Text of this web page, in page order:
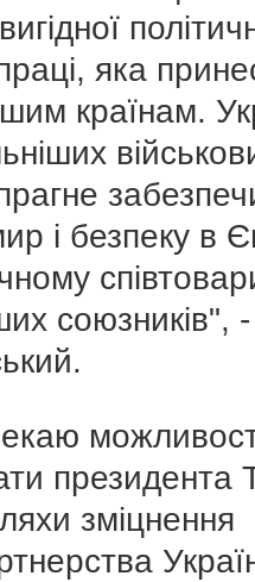
яка
країнам.
і безпеку в
союзників", -
президента
зміцнення